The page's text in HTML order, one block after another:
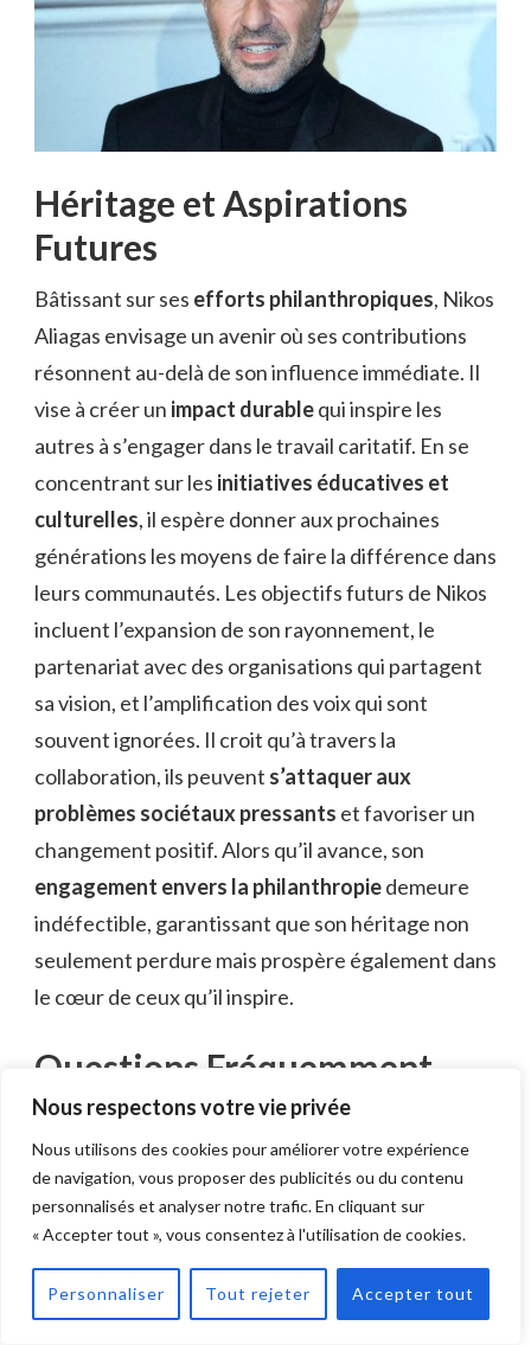
Nous respectons votre vie privée
Nous utilisons des cookies pour améliorer votre expérience
de navigation, vous proposer des publicités ou du contenu
personnalisés et analyser notre trafic. En cliquant sur
« Accepter tout », vous consentez à l'utilisation de cookies.
Personnaliser Tout rejeter Accepter tout
Héritage et Aspirations
Futures
Bâtissant sur ses efforts philanthropiques, Nikos
Aliagas envisage un avenir où ses contributions
résonnent au-delà de son influence immédiate. Il
vise à créer un impact durablequi inspire les
autres à s’engager dans le travail caritatif. En se
concentrant sur les initiatives éducatives et
culturelles, il espère donner aux prochaines
générations les moyens de faire la différence dans
leurs communautés. Les objectifs futurs de Nikos
incluent l’expansion de son rayonnement, le
partenariat avec des organisations qui partagent
sa vision, et l’amplification des voix qui sont
souvent ignorées. Il croit qu’à travers la
collaboration, ils peuvent s’attaquer aux
problèmes sociétaux pressants et favoriser un
changement positif. Alors qu’il avance, son
engagement envers la philanthropiedemeure
indéfectible, garantissant que son héritage non
seulement perdure mais prospère également dans
le cœur de ceux qu’il inspire.
Questions Fréquemment
Posées
Quelle est la date de naissance de
Nikos Aliagas ?
qu’un simple chiffre ; c’est le début d’une carrière